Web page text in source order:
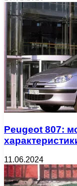
Peugeot 807:
11.06.2024